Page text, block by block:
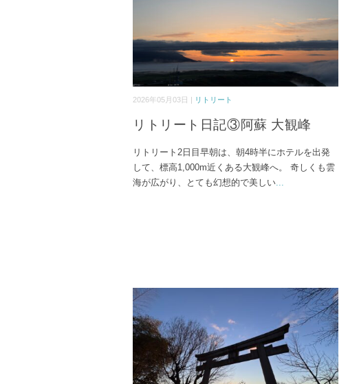
2026年05月03日 | リトリート
リトリート日記③阿蘇 大観峰
リトリート2日目早朝は、朝4時半にホテルを出発
して、標高1,000m近くある大観峰へ。 奇しくも雲
海が広がり、とても幻想的で美しい...